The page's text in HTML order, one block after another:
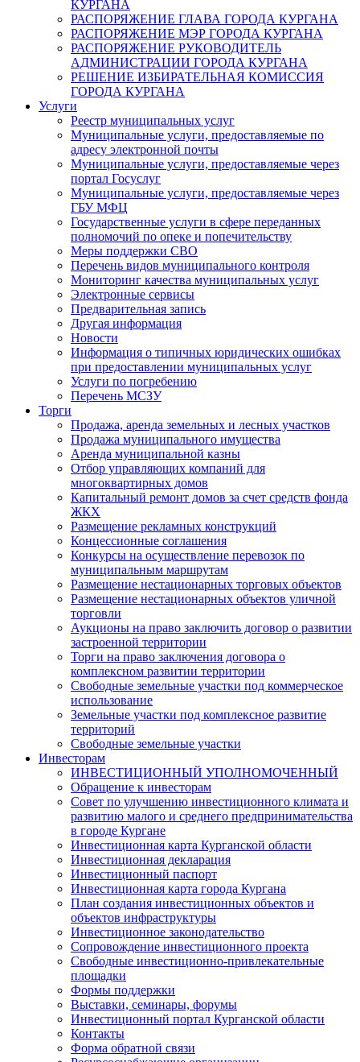
КУРГАНА
РАСПОРЯЖЕНИЕ ГЛАВА ГОРОДА КУРГАНА
РАСПОРЯЖЕНИЕ МЭР ГОРОДА КУРГАНА
РАСПОРЯЖЕНИЕ РУКОВОДИТЕЛЬ
АДМИНИСТРАЦИИ ГОРОДА КУРГАНА
РЕШЕНИЕ ИЗБИРАТЕЛЬНАЯ КОМИССИЯ
ГОРОДА КУРГАНА
Услуги
Реестр муниципальных услуг
Муниципальные услуги, предоставляемые по
адресу электронной почты
Муниципальные услуги, предоставляемые через
портал Госуслуг
Муниципальные услуги, предоставляемые через
ГБУ МФЦ
Государственные услуги в сфере переданных
полномочий по опеке и попечительству
Меры поддержки СВО
Перечень видов муниципального контроля
Мониторинг качества муниципальных услуг
Электронные сервисы
Предварительная запись
Другая информация
Новости
Информация о типичных юридических ошибках
при предоставлении муниципальных услуг
Услуги по погребению
Перечень МСЗУ
Торги
Продажа, аренда земельных и лесных участков
Продажа муниципального имущества
Аренда муниципальной казны
Отбор управляющих компаний для
многоквартирных домов
Капитальный ремонт домов за счет средств фонда
ЖКХ
Размещение рекламных конструкций
Концессионные соглашения
Конкурсы на осуществление перевозок по
муниципальным маршрутам
Размещение нестационарных торговых объектов
Размещение нестационарных объектов уличной
торговли
Аукционы на право заключить договор о развитии
застроенной территории
Торги на право заключения договора о
комплексном развитии территории
Свободные земельные участки под коммерческое
использование
Земельные участки под комплексное развитие
территорий
Свободные земельные участки
Инвесторам
ИНВЕСТИЦИОННЫЙ УПОЛНОМОЧЕННЫЙ
Обращение к инвесторам
Совет по улучшению инвестиционного климата и
развитию малого и среднего предпринимательства
в городе Кургане
Инвестиционная карта Курганской области
Инвестиционная декларация
Инвестиционный паспорт
Инвестиционная карта города Кургана
План создания инвестиционных объектов и
объектов инфраструктуры
Инвестиционное законодательство
Сопровождение инвестиционного проекта
Свободные инвестиционно-привлекательные
площадки
Формы поддержки
Выставки, семинары, форумы
Инвестиционный портал Курганской области
Контакты
Форма обратной связи